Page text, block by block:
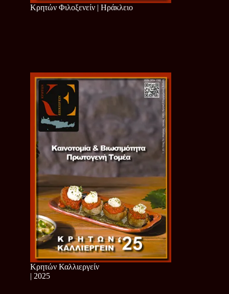
Κρητών Φιλοξενείν | Ηράκλειο
Κρητών Καλλιεργείν
| 2025